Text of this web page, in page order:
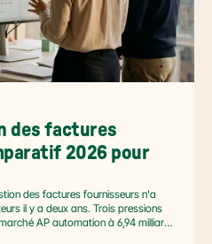
des factures
2026 pour
des factures fournisseurs n'a
il y a deux ans. Trois pressions
AP automation à 6,94 milliards
facture électronique 2026 qui